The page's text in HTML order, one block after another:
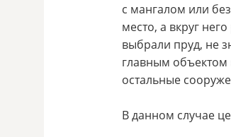
с мангалом или
место, а вкруг
выбрали пруд, не
главным объектом
остальные
В данном случае